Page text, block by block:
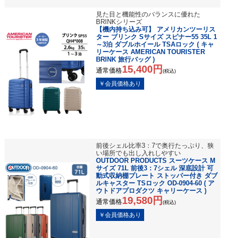
見た目と機能性のバランスに優れた
BRINKシリーズ
【機内持ち込み可】 アメリカンツーリス
ター ブリンク Sサイズ スピナー55 35L 1
～3泊 ダブルホイール TSAロック ( キャ
リーケース AMERICAN TOURISTER
BRINK 旅行バッグ )
通常価格15,400円 (税込)
前後シェル比率3：7で奥行たっぷり、狭
い場所でも出し入れしやすい
OUTDOOR PRODUCTS スーツケース M
サイズ 71L 前後3：7シェル 深底設計 可
動式収納棚プレート ストッパー付き ダブ
ルキャスター TSロック OD-0904-60 ( ア
ウトドアプロダクツ キャリーケース )
通常価格19,580円 (税込)